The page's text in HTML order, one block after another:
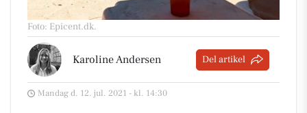
Foto: Epicent.dk.
Karoline Andersen Del artikel
Mandag d. 12. jul. 2021 - kl. 14:30